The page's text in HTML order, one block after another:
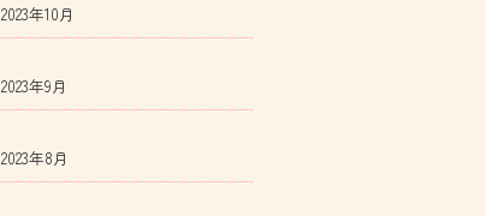
2023年10月
2023年9月
2023年8月